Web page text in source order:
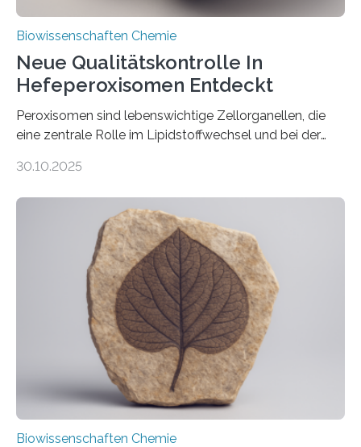
Biowissenschaften Chemie
Neue Qualitätskontrolle In
Hefeperoxisomen Entdeckt
Peroxisomen sind lebenswichtige Zellorganellen, die
eine zentrale Rolle im Lipidstoffwechsel und bei der
erfüllen können, müssen zahlreiche Enzyme präzise in
der Ruhr-Universität Bochum um Prof. Dr. Ralf Erdmann
und Dr. Ismaila Francis Yusuf hat nun einen bislang
unbekannten Qualitätskontrollmechanismus des
peroxisomalen Proteintransports in der Bäckerhefe
Saccharomyces cerevisiae entdeckt, der für die
Funktionsfähigkeit der Organellen entscheidend ist. Die
Studie wurde am 28. Oktober 2025 in der
Fachzeitschrift…
30.10.2025
Biowissenschaften Chemie